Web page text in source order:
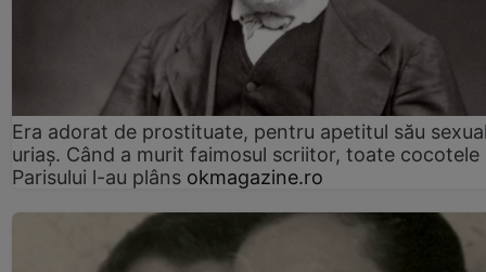
Era adorat de prostituate, pentru apetitul său
uriaș. Când a murit faimosul scriitor, toate cocotele
Parisului l-au plâns okmagazine.ro